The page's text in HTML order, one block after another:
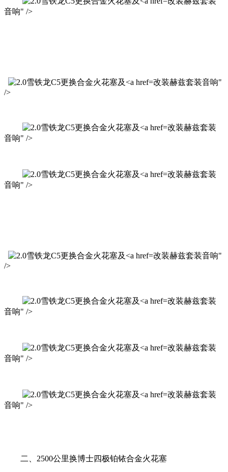
音响" />
改装赫兹套装音响"
/>
改装赫兹套装
音响" />
改装赫兹套装
音响" />
改装赫兹套装音响"
/>
改装赫兹套装
音响" />
改装赫兹套装
音响" />
改装赫兹套装
音响" />
二、2500公里换博士四极铂铱合金火花塞